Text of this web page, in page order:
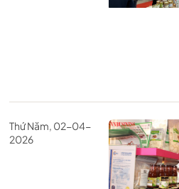
Thứ Năm, 02-04-
2026